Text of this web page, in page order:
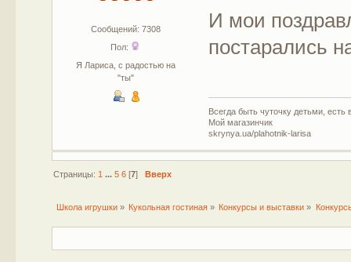
Сообщений: 7308
Пол:
Я Лариса, с радостью на
"ты"
И мои
постарались
Всегда быть чуточку детьми,
Мой магазинчик
skrynya.ua/plahotnik-larisa
Страницы: 1 ... 5 6[7] Вверх
Школа игрушки» Кукольная гостиная » Конкурсы и выставки »